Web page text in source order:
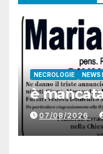
NECROLOGIE NEWS
è
07/08/2026